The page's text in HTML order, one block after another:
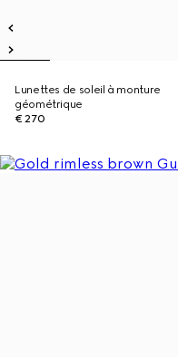
Lunettes de soleil à monture
géométrique
€ 270